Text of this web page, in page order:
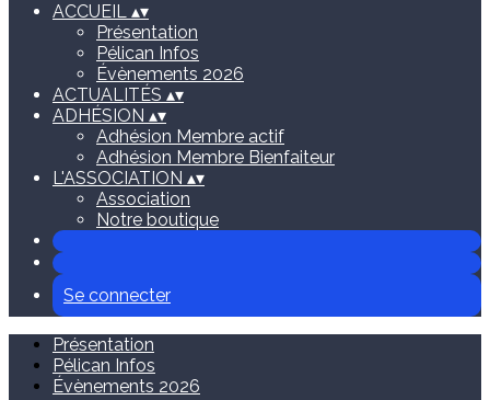
ACCUEIL ▴▾
Présentation
Pélican Infos
Évènements 2026
ACTUALITÉS ▴▾
ADHÉSION ▴▾
Adhésion Membre actif
Adhésion Membre Bienfaiteur
L'ASSOCIATION ▴▾
Association
Notre boutique
Se connecter
Présentation
Pélican Infos
Évènements 2026